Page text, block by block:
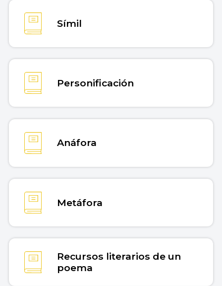
Símil
Personificación
Anáfora
Metáfora
Recursos literarios de un
poema